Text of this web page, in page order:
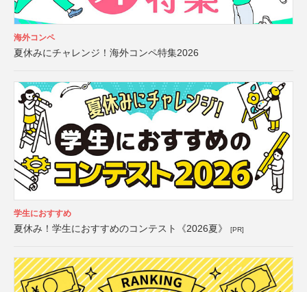
海外コンペ
夏休みにチャレンジ！海外コンペ特集2026
学生におすすめ
夏休み！学生におすすめのコンテスト《2026夏》 [PR]